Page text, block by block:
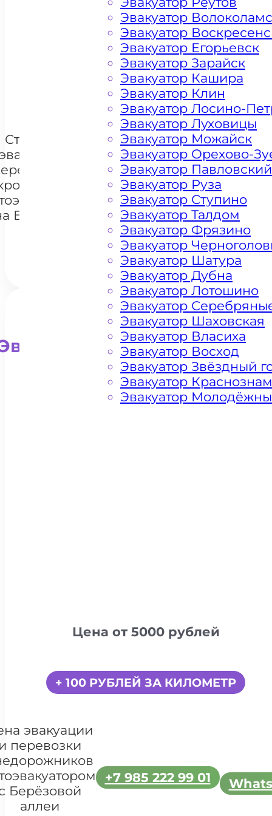
Цена от 4500 рублей
+ 100 РУБЛЕЙ ЗА КИЛОМЕТР
Стоимость
и
Березовой
+7 985 222 99 01
для
Цена от 5000 рублей
+ 100 РУБЛЕЙ ЗА КИЛОМЕТР
эвакуации
перевозки
Берёзовой
аллеи
+7 985 222 99 01
Эвакуатор
Эвакуатор
Эвакуатор Егорьевск
Эвакуатор Зарайск
Эвакуатор Кашира
Эвакуатор Клин
Эвакуатор Лосино-
Эвакуатор Луховицы
Эвакуатор Можайск
Эвакуатор Орехово-
Эвакуатор
Эвакуатор Руза
Эвакуатор Ступино
Эвакуатор Талдом
Эвакуатор Фрязино
Эвакуатор
Эвакуатор Шатура
Эвакуатор Дубна
Эвакуатор Лотошино
Эвакуатор
Эвакуатор Шаховская
Эвакуатор Власиха
Эвакуатор Восход
Эвакуатор Звёздный
Эвакуатор
Эвакуатор